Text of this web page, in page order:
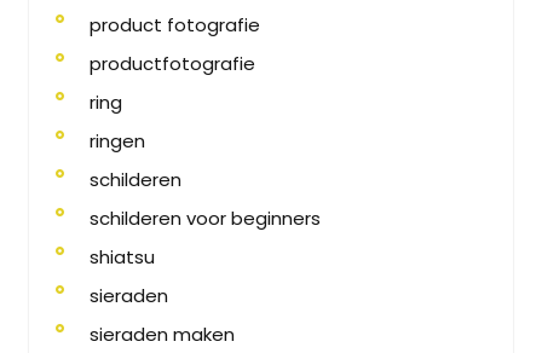
product fotografie
productfotografie
ring
ringen
schilderen
schilderen voor beginners
shiatsu
sieraden
sieraden maken